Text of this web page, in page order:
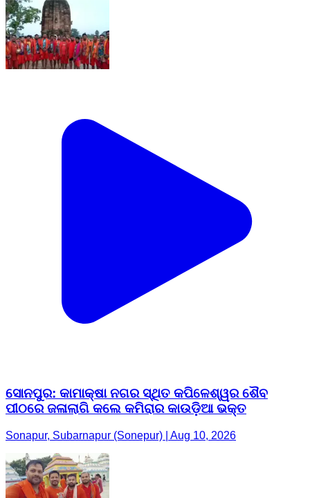
ସୋନପୁର: କାମାକ୍ଷା ନଗର ସ୍ଥିତ କପିଳେଶ୍ୱର ଶୈବ
ପୀଠରେ ଜଳାଲାଗି କଲେ କମିରାର କାଉଡ଼ିଆ ଭକ୍ତ
Sonapur, Subarnapur (Sonepur) | Aug 10, 2026